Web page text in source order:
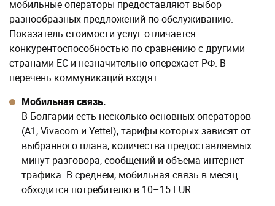
Мобильная связь.
В Болгарии есть несколько основных операторов
(A1, Vivacom и Yettel), тарифы которых зависят от
выбранного плана, количества предоставляемых
минут разговора, сообщений и объема интернет-
обходится потребителю в 10–15 EUR.
Телевидение.
Болгарские потребители могут выбирать пакеты
телевещания в соответствии с интересами,
запросами и бюджетом. Затраты на услуги зависят
от количества доступных каналов, качества